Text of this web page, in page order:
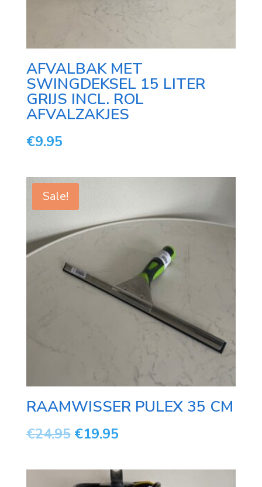
AFVALBAK MET
SWINGDEKSEL 15 LITER
GRIJS INCL. ROL
AFVALZAKJES
€9.95
Sale!
RAAMWISSER PULEX 35 CM
€24.95 €19.95